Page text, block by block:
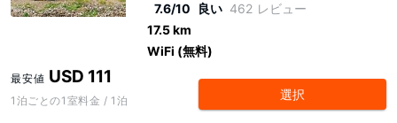
7.6/10 良い 462 レビュー
17.5 km
WiFi (無料)
最安値 USD 111
1泊ごとの1室料金 / 1泊 選択